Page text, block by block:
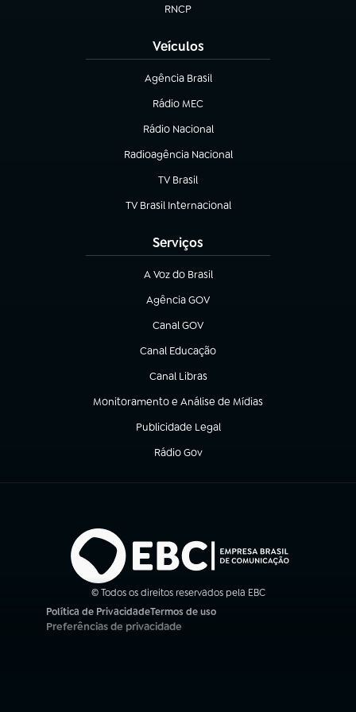
RNCP
(abre em nova aba)
Veículos
Agência Brasil
(abre em nova aba)
Rádio MEC
Rádio Nacional
(abre em nova aba)
Radioagência Nacional
(abre em nova aba)
TV Brasil
(abre em nova aba)
TV Brasil Internacional
(abre em nova aba)
Serviços
A Voz do Brasil
(abre em nova aba)
Agência GOV
(abre em nova aba)
Canal GOV
(abre em nova aba)
Canal Educação
(abre em nova aba)
Canal Libras
(abre em nova aba)
Monitoramento e Análise de Mídias
(abre em nova aba)
Publicidade Legal
(abre em nova aba)
Rádio Gov
(abre em nova aba)
© Todos os direitos reservados pela EBC
Política de Privacidade
(abre em nova aba)
Termos de uso
(abre em nova aba)
Preferências de privacidade